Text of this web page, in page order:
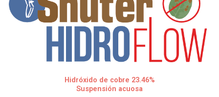
Hidróxido de cobre 23.46%
Suspensión acuosa